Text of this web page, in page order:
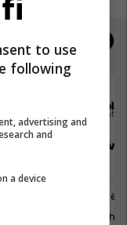
Sales
Prishtinë
29 Gusht
to use
following
advertising and
and
a device